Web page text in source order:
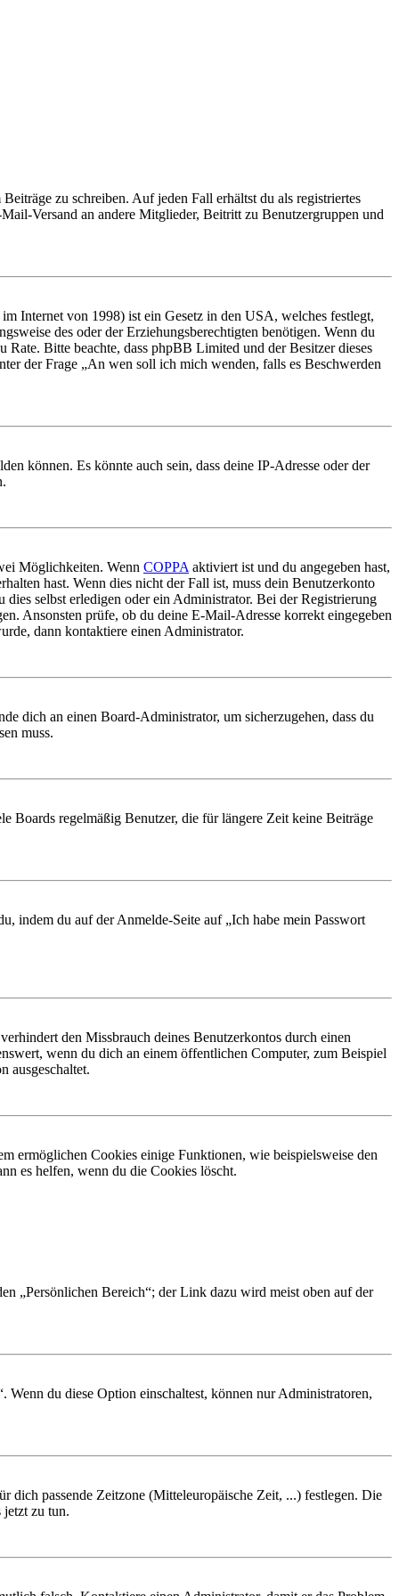
zu schreiben. Auf jeden Fall erhältst du als registriertes
Versand an andere Mitglieder, Beitritt zu Benutzergruppen und
Internet von 1998) ist ein Gesetz in den USA, welches festlegt,
des oder der Erziehungsberechtigten benötigen. Wenn du
Bitte beachte, dass phpBB Limited und der Besitzer dieses
der Frage „An wen soll ich mich wenden, falls es Beschwerden
können. Es könnte auch sein, dass deine IP-Adresse oder der
Möglichkeiten. Wenn COPPA aktiviert ist und du angegeben hast,
hast. Wenn dies nicht der Fall ist, muss dein Benutzerkonto
selbst erledigen oder ein Administrator. Bei der Registrierung
Ansonsten prüfe, ob du deine E-Mail-Adresse korrekt eingegeben
dann kontaktiere einen Administrator.
dich an einen Board-Administrator, um sicherzugehen, dass du
muss.
Boards regelmäßig Benutzer, die für längere Zeit keine Beiträge
indem du auf der Anmelde-Seite auf „Ich habe mein Passwort
den Missbrauch deines Benutzerkontos durch einen
wenn du dich an einem öffentlichen Computer, zum Beispiel
ausgeschaltet.
ermöglichen Cookies einige Funktionen, wie beispielsweise den
es helfen, wenn du die Cookies löscht.
„Persönlichen Bereich“; der Link dazu wird meist oben auf der
du diese Option einschaltest, können nur Administratoren,
dich passende Zeitzone (Mitteleuropäische Zeit, ...) festlegen. Die
jetzt zu tun.